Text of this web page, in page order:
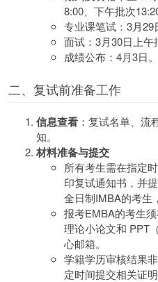
8:00、下午批次
专业课笔试：3月29
面试：3月30日上午
成绩公布：4月3日。
二、复试前准备工作
信息查看 ：复试名单、流
知。
材料准备与提交
所有考生需在指定
印复试通知书，并
全日制IMBA的考生
报考EMBA的考生
理论小论文和 PPT
心邮箱。
学籍学历审核结果
定时间提交相关证明